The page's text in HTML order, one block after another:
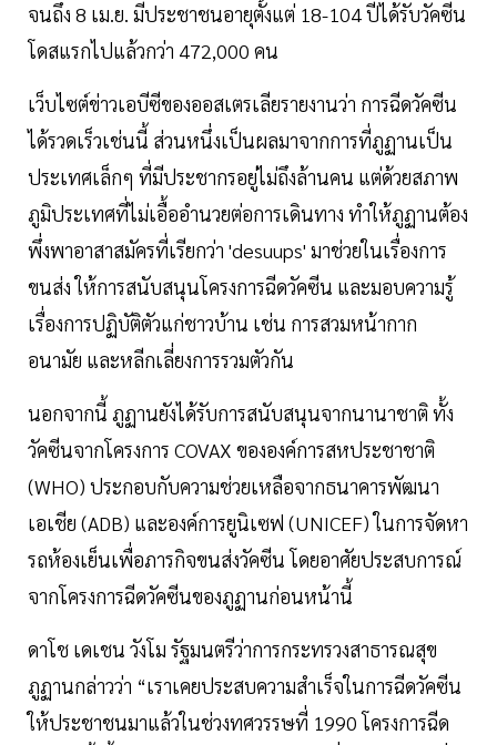
จนถึง 8 เม.ย. มีประชาชนอายุตั้งแต่ 18-104 ปีได้รับวัคซีน
โดสแรกไปแล้วกว่า 472,000 คน
เว็บไซต์ข่าวเอบีซีของออสเตรเลียรายงานว่า การฉีดวัคซีน
ได้รวดเร็วเช่นนี้ ส่วนหนึ่งเป็นผลมาจากการที่ภูฏานเป็น
ประเทศเล็กๆ ที่มีประชากรอยู่ไม่ถึงล้านคน แต่ด้วยสภาพ
ภูมิประเทศที่ไม่เอื้ออำนวยต่อการเดินทาง ทำให้ภูฏานต้อง
พึ่งพาอาสาสมัครที่เรียกว่า 'desuups' มาช่วยในเรื่องการ
ขนส่ง ให้การสนับสนุนโครงการฉีดวัคซีน และมอบความรู้
เรื่องการปฏิบัติตัวแก่ชาวบ้าน เช่น การสวมหน้ากาก
อนามัย และหลีกเลี่ยงการรวมตัวกัน
นอกจากนี้ ภูฏานยังได้รับการสนับสนุนจากนานาชาติ ทั้ง
วัคซีนจากโครงการ COVAX ขององค์การสหประชาชาติ
(WHO) ประกอบกับความช่วยเหลือจากธนาคารพัฒนา
เอเชีย (ADB) และองค์การยูนิเซฟ (UNICEF) ในการจัดหา
รถห้องเย็นเพื่อภารกิจขนส่งวัคซีน โดยอาศัยประสบการณ์
จากโครงการฉีดวัคซีนของภูฏานก่อนหน้านี้
ดาโช เดเชน วังโม รัฐมนตรีว่าการกระทรวงสาธารณสุข
ภูฏานกล่าวว่า “เราเคยประสบความสำเร็จในการฉีดวัคซีน
ให้ประชาชนมาแล้วในช่วงทศวรรษที่ 1990 โครงการฉีด